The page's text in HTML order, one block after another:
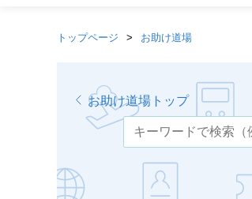
トップページ お助け道場
お助け道場トップ